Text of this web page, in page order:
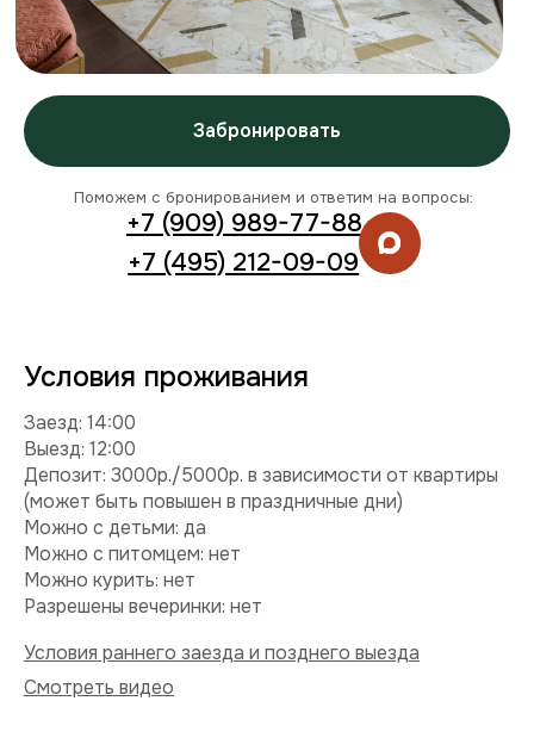
Условия проживания
Заезд: 14:00
Выезд: 12:00
Депозит: 3000р./5000р. в зависимости от квартиры
(может быть повышен в праздничные дни)
Можно с детьми: да
Можно курить: нет
Разрешены вечеринки: нет
Техника:кондиционер, холодильник, плита,
микроволновка, стиральная машина, телевизор, фен,
утюг.
Интернет и ТВ:Wi-Fi, телевидение.
Удобства: балкон, постельное белье, полотенца,
средства гигиены.
Условия раннего заезда и позднего выезда
Смотреть видео